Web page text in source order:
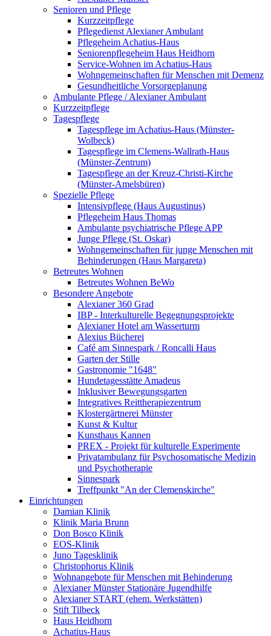
Senioren und Pflege
Kurzzeitpflege
Pflegedienst Alexianer Ambulant
Pflegeheim Achatius-Haus
Seniorenpflegeheim Haus Heidhorn
Service-Wohnen im Achatius-Haus
Wohngemeinschaften für Menschen mit Demenz
Gesundheitliche Vorsorgeplanung
Ambulante Pflege / Alexianer Ambulant
Kurzzeitpflege
Tagespflege
Tagespflege im Achatius-Haus (Münster-
Wolbeck)
Tagespflege im Clemens-Wallrath-Haus
(Münster-Zentrum)
Tagespflege an der Kreuz-Christi-Kirche
(Münster-Amelsbüren)
Spezielle Pflege
Intensivpflege (Haus Augustinus)
Pflegeheim Haus Thomas
Ambulante psychiatrische Pflege APP
Junge Pflege (St. Oskar)
Wohngemeinschaften für junge Menschen mit
Behinderungen (Haus Margareta)
Betreutes Wohnen
Betreutes Wohnen BeWo
Besondere Angebote
Alexianer 360 Grad
IBP - Interkulturelle Begegnungsprojekte
Alexianer Hotel am Wasserturm
Alexius Bücherei
Café am Sinnespark / Roncalli Haus
Garten der Stille
Gastronomie "1648"
Hundetagesstätte Amadeus
Inklusiver Bewegungsgarten
Integratives Reittherapiezentrum
Klostergärtnerei Münster
Kunst & Kultur
Kunsthaus Kannen
PREX - Projekt für kulturelle Experimente
Privatambulanz für Psychosomatische Medizin
und Psychotherapie
Sinnespark
Treffpunkt "An der Clemenskirche"
Einrichtungen
Damian Klinik
Klinik Maria Brunn
Don Bosco Klinik
EOS-Klinik
Juno Tagesklinik
Christophorus Klinik
Wohnangebote für Menschen mit Behinderung
Alexianer Münster Stationäre Jugendhilfe
Alexianer START (ehem. Werkstätten)
Stift Tilbeck
Haus Heidhorn
Achatius-Haus